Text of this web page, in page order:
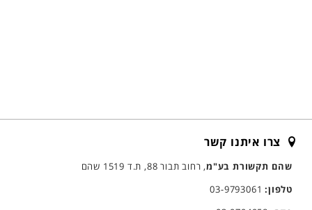
צרו איתנו קשר
שהם תקשורת בע"מ, רחוב תבור 88, ת.ד 1519 שהם
טלפון:03-9793061